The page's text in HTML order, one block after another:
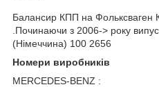
Балансир КПП на Фольксваген
.Починаючи з 2006-> року
(Німеччина) 100 2656
Номери виробників
MERCEDES-BENZ :